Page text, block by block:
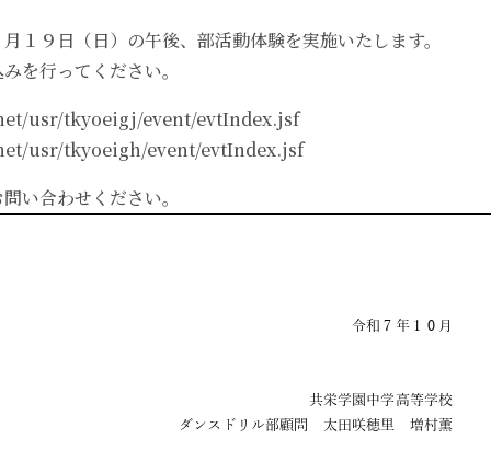
１９日（日）の午後、部活動体験を実施いたします。
を行ってください。
usr/tkyoeigj/event/evtIndex.jsf
usr/tkyoeigh/event/evtIndex.jsf
い合わせください。